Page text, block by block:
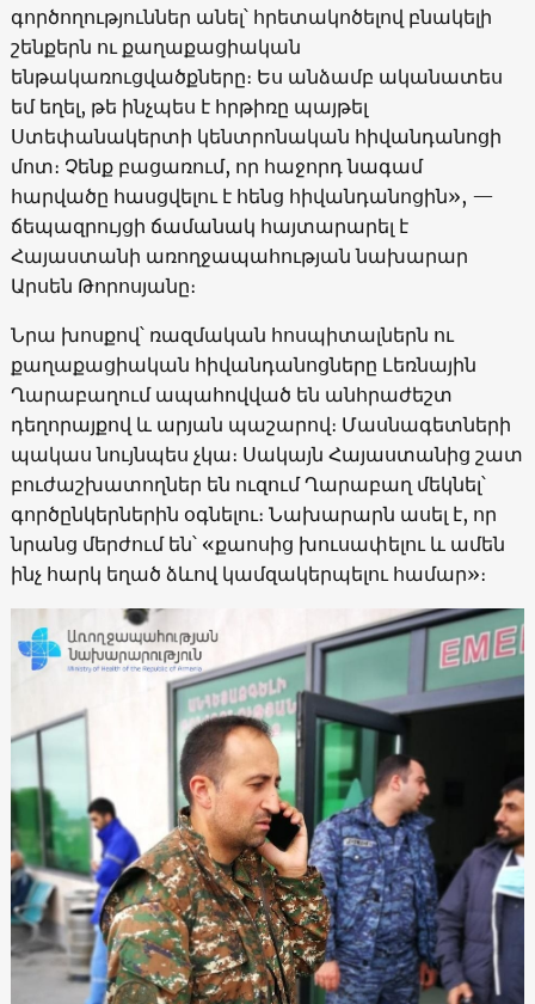
գործողություններ անել՝ հրետակոծելով բնակելի
շենքերն ու քաղաքացիական
ենթակառուցվածքները։ Ես անձամբ ականատես
եմ եղել, թե ինչպես է հրթիռը պայթել
Ստեփանակերտի կենտրոնական հիվանդանոցի
մոտ։ Չենք բացառում, որ հաջորդ նագամ
հարվածը հասցվելու է հենց հիվանդանոցին», —
ճեպազրույցի ճամանակ հայտարարել է
Հայաստանի առողջապահության նախարար
Արսեն Թորոսյանը։
Նրա խոսքով՝ ռազմական հոսպիտալներն ու
քաղաքացիական հիվանդանոցները Լեռնային
Ղարաբաղում ապահովված են անհրաժեշտ
դեղորայքով և արյան պաշարով։ Մասնագետների
պակաս նույնպես չկա։ Սակայն Հայաստանից շատ
բուժաշխատողներ են ուզում Ղարաբաղ մեկնել՝
գործընկերներին օգնելու։ Նախարարն ասել է, որ
նրանց մերժում են՝ «քաոսից խուսափելու և ամեն
ինչ հարկ եղած ձևով կամզակերպելու համար»։